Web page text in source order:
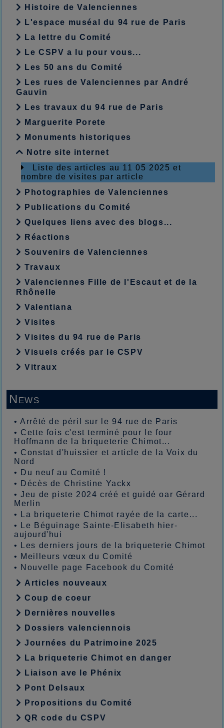
Histoire de Valenciennes
L'espace muséal du 94 rue de Paris
La lettre du Comité
Le CSPV a lu pour vous...
Les 50 ans du Comité
Les rues de Valenciennes par André
Gauvin
Les travaux du 94 rue de Paris
Marguerite Porete
Monuments historiques
Notre site internet
Liste des articles au 11 05 2025 et
nombre de visites par article
Photographies de Valenciennes
Publications du Comité
Quelques liens avec des blogs...
Réactions
Souvenirs de Valenciennes
Travaux
Valenciennes Fille de l'Escaut et de la
Rhônelle
Valentiana
Visites
Visites du 94 rue de Paris
Visuels créés par le CSPV
Vitraux
News
•Arrêté de péril sur le 94 rue de Paris
• Cette fois c'est terminé pour le four
Hoffmann de la briqueterie Chimot...
• Constat d'huissier et article de la Voix du
Nord
•
Du neuf au Comité !
•
Décès de Christine Yackx
•Jeu de piste 2024 créé et guidé oar Gérard
Merlin
•
La briqueterie Chimot rayée de la carte...
•
Le Béguinage Sainte-Elisabeth hier-
aujourd'hui
•
Les derniers jours de la briqueterie Chimot
• Meilleurs vœux du Comité
• Nouvelle page Facebook du Comité
Articles nouveaux
Coup de coeur
Dernières nouvelles
Dossiers valenciennois
Journées du Patrimoine 2025
La briqueterie Chimot en danger
Liaison ave le Phénix
Pont Delsaux
Propositions du Comité
QR code du CSPV